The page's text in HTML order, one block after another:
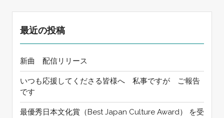
最近の投稿
新曲 配信リリース
いつも応援してくださる皆様へ 私事ですが ご報告
です
最優秀日本文化賞（Best Japan Culture Award） を受